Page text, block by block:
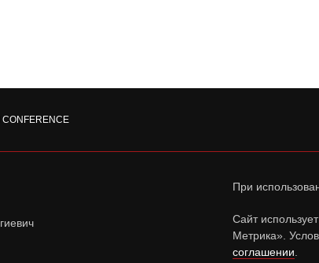
CONFERENCE
При
Сайт
Метрика».
соглашении